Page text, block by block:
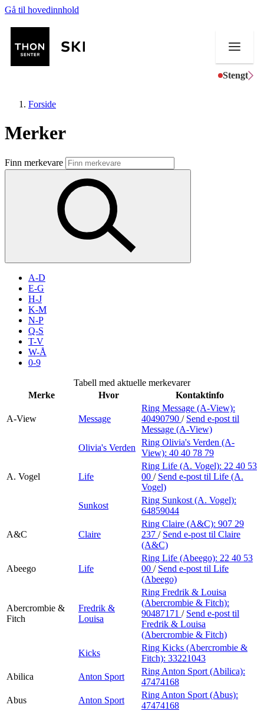
Gå til hovedinnhold
Stengt
Butikker
Mat og drikke
Aktiviteter
Inspirasjon
Søk
Praktisk informasjon
Ledige stillinger
Personal Shopper
Forside
Merker
Finn merkevare
A-D
E-G
H-J
K-M
N-P
Q-S
T-V
W-Å
0-9
Tabell med aktuelle merkevarer
Merke
Hvor Kontaktinfo
A-View Message
Ring Message (A-View):
40490790 / Send e-post til
Message (A-View)
Olivia's Verden
Ring Olivia's Verden (A-
View): 40 40 78 79
A. Vogel Life
Ring Life (A. Vogel): 22 40 53
00 / Send e-post til Life (A.
Vogel)
Sunkost
Ring Sunkost (A. Vogel):
64859044
A&C Claire
Ring Claire (A&C): 907 29
237 / Send e-post til Claire
(A&C)
Abeego Life
Ring Life (Abeego): 22 40 53
00 / Send e-post til Life
(Abeego)
Abercrombie &
Fitch
Fredrik &
Louisa
Ring Fredrik & Louisa
(Abercrombie & Fitch):
90487171 / Send e-post til
Fredrik & Louisa
(Abercrombie & Fitch)
Kicks
Ring Kicks (Abercrombie &
Fitch): 33221043
Abilica
Anton Sport
Ring Anton Sport (Abilica):
47474168
Abus
Anton Sport
Ring Anton Sport (Abus):
47474168